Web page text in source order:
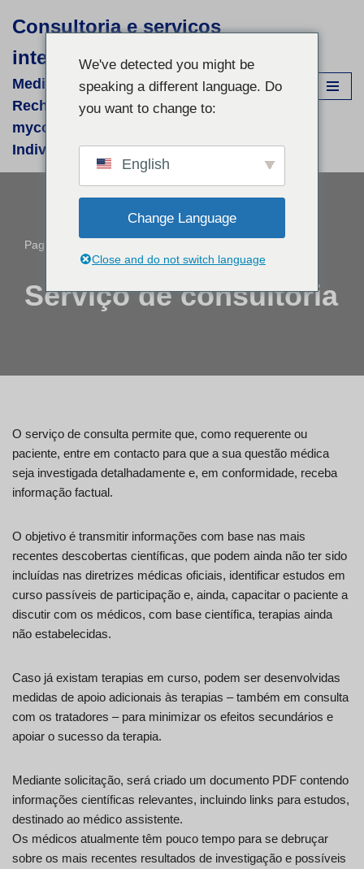
para
o
conteúdo
Consultoria e serviços
internacionais. Achim Görner
Medizinisch-wissenschaftliche
Recherchen für supportive phyto- &
mycologische Therapien - fallbezogene
Individual-Recherchen und Beratung
Pagina inicial
Serviço de consultoria
O serviço de consulta permite que, como requerente ou
paciente, entre em contacto para que a sua questão médica
seja investigada detalhadamente e, em conformidade, receba
informação factual.
O objetivo é transmitir informações com base nas mais
recentes descobertas científicas, que podem ainda não ter sido
incluídas nas diretrizes médicas oficiais, identificar estudos em
curso passíveis de participação e, ainda, capacitar o paciente a
discutir com os médicos, com base científica, terapias ainda
não estabelecidas.
Caso já existam terapias em curso, podem ser desenvolvidas
medidas de apoio adicionais às terapias – também em consulta
com os tratadores – para minimizar os efeitos secundários e
apoiar o sucesso da terapia.
Mediante solicitação, será criado um documento PDF contendo
informações científicas relevantes, incluindo links para estudos,
destinado ao médico assistente.
Os médicos atualmente têm pouco tempo para se debruçar
sobre os mais recentes resultados de investigação e possíveis
We've detected you might be
speaking a different language. Do
you want to change to:
English
Change Language
Close and do not switch language